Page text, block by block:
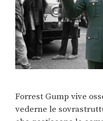
Forrest Gump vive
vederne le